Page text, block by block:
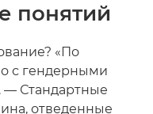
понятий
«По
с гендерными
— Стандартные
отведенные